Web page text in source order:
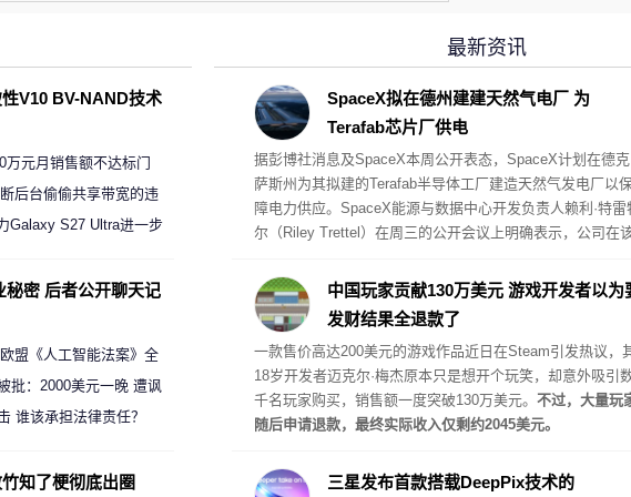
最新资讯
SpaceX拟在德州建建天然气电厂 为
Terafab芯片厂供电
据彭博社消息及SpaceX本周公开表态，SpaceX计划在德克
萨斯州为其拟建的Terafab半导体工厂建造天然气发电厂以
障电力供应。SpaceX能源与数据中心开发负责人赖利·特雷
尔（Riley Trettel）在周三的公开会议上明确表示，公司在
阵列。
中国玩家贡献130万美元 游戏开发者以为
发财结果全退款了
一款售价高达200美元的游戏作品近日在Steam引发热议，
18岁开发者迈克尔·梅杰原本只是想开个玩笑，却意外吸引
千名玩家购买，销售额一度突破130万美元。 不过，大量玩
随后申请退款，最终实际收入仅剩约2045美元。
三星发布首款搭载DeepPix技术的
V10 BV-NAND技术
万元月销售额不达标门
后台偷偷共享带宽的违
Galaxy S27 Ultra进一步
密 后者公开聊天记
盟《人工智能法案》全
批：2000美元一晚 遭讽
谁该承担法律责任？
知了梗彻底出圈